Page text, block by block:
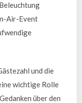
Air-Event
und die
wichtige Rolle
über den